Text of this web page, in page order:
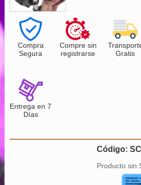
Compra
Segura
Compre sin
registrarse
Gratis
Entrega en 7
Días
Código:
Producto sin